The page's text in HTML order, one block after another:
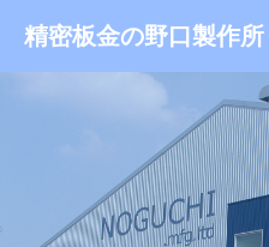
精密板金の野口製作所